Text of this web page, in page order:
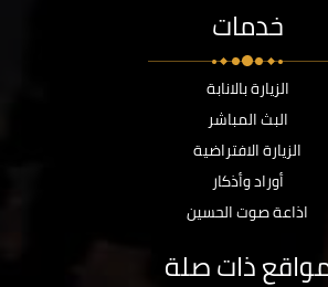
خدمات
الزيارة بالانابة
البث المباشر
الزيارة الافتراضية
أوراد وأذكار
اذاعة صوت الحسين
ذات صلة